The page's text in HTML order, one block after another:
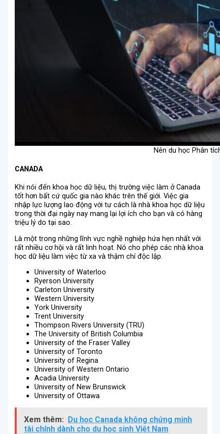
Nên du học Phân
CANADA
Khi nói đến khoa học dữ liệu, thị trường việc làm ở Canada
tốt hơn bất cứ quốc gia nào khác trên thế giới. Việc gia
nhập lực lượng lao động với tư cách là nhà khoa học dữ liệu
trong thời đại ngày nay mang lại lợi ích cho bạn và có hàng
triệu lý do tại sao.
Là một trong những lĩnh vực nghề nghiệp hứa hẹn nhất với
rất nhiều cơ hội và rất linh hoạt. Nó cho phép các nhà khoa
học dữ liệu làm việc từ xa và thậm chí độc lập.
University of Waterloo
Ryerson University
Carleton University
Western University
York University
Trent University
Thompson Rivers University (TRU)
The University of British Columbia
University of the Fraser Valley
University of Toronto
University of Regina
University of Western Ontario
Acadia University
University of New Brunswick
University of Ottawa
Xem thêm: Du học Canada không chứng minh
tài chính dành cho du học sinh Việt Nam